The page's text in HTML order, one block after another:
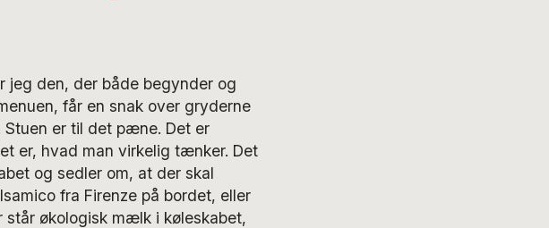
jeg den, der både begynder og
får en snak over gryderne
er til det pæne. Det er
er, hvad man virkelig tænker. Det
og sedler om, at der skal
fra Firenze på bordet, eller
økologisk mælk i køleskabet,